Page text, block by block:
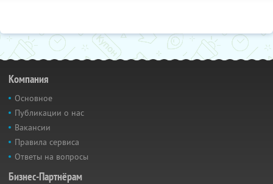
Компания
Основное
Публикации о нас
Вакансии
Правила сервиса
Ответы на вопросы
Бизнес-Партнёрам